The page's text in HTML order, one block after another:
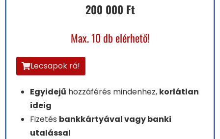
200 000 Ft
Max. 10 db elérhető!
Lecsapok rá!
Egyidejű hozzáférés mindenhez, korlátlan
ideig
Fizetés bankkártyával vagy banki
utalással